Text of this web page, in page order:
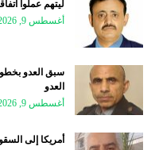
ليتهم عملوا
أغسطس 9, 2026
سبق العدو
العدو
أغسطس 9, 2026
أمريكا إلى